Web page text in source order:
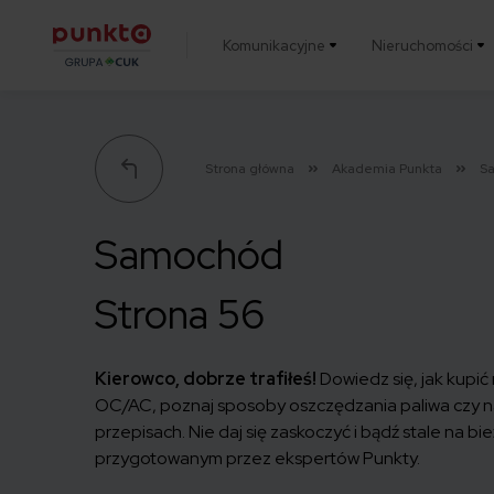
Komunikacyjne Nieruchomości
Strona główna Akademia Punkta
Samochód
Strona 56
Kierowco, dobrze trafiłeś! Dowiedz się, jak
OC/AC, poznaj sposoby oszczędzania paliwa czy
przepisach. Nie daj się zaskoczyć i bądź stale na
przygotowanym przez ekspertów Punkty.